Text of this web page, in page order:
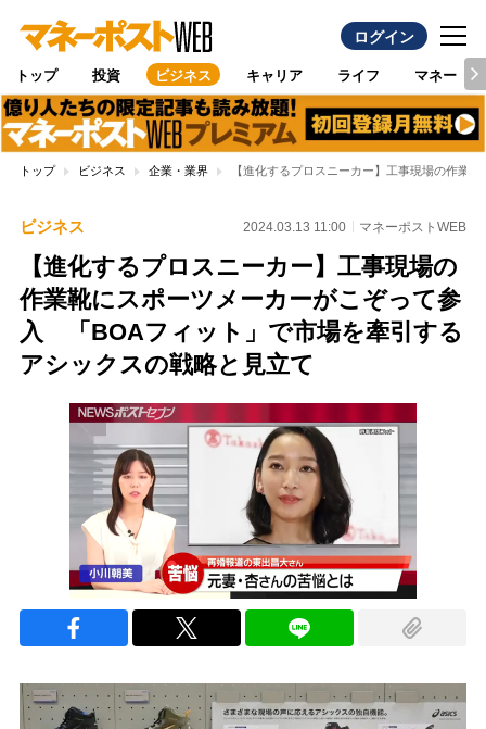
ログイン
トップ 投資 ビジネス キャリア ライフ マネー
トップ ビジネス 企業・業界 【進化するプロスニーカー】工事現場の作業
ビジネス 2024.03.13 11:00 マネーポストWEB
【進化するプロスニーカー】工事現場の
作業靴にスポーツメーカーがこぞって参
入 「BOAフィット」で市場を牽引する
アシックスの戦略と見立て